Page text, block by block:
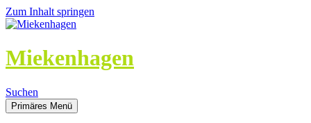
Zum Inhalt springen
Miekenhagen
Suchen
Primäres Menü